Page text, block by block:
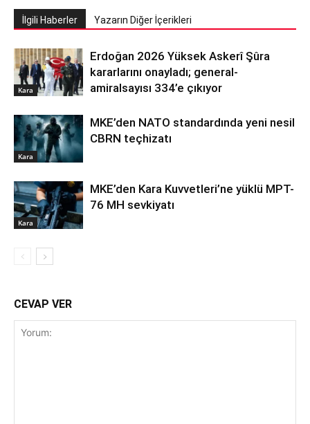
İlgili Haberler Yazarın Diğer İçerikleri
Kara
Erdoğan 2026 Yüksek Askerî Şûra
kararlarını onayladı; general-
amiralsayısı 334’e çıkıyor
Kara
MKE’den NATO standardında yeni nesil
CBRN teçhizatı
Kara
MKE’den Kara Kuvvetleri’ne yüklü MPT-
76 MH sevkiyatı
CEVAP VER